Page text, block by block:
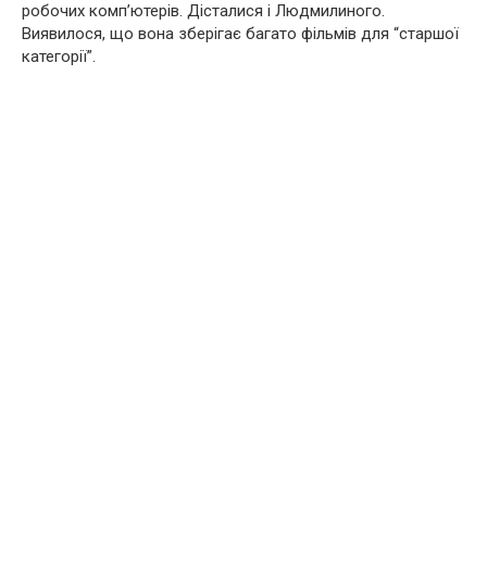
робочих комп’ютерів. Дісталися і Людмилиного.
Виявилося, що вона зберігає багато фільмів для “старшої
категорії”.